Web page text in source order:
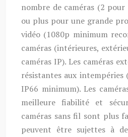
nombre de caméras (2
ou plus pour une grande
vidéo (1080p minimum
caméras (intérieures,
caméras IP). Les caméras
résistantes aux
IP66 minimum). Les
meilleure fiabilité et
caméras sans fil sont plus
peuvent être sujettes à